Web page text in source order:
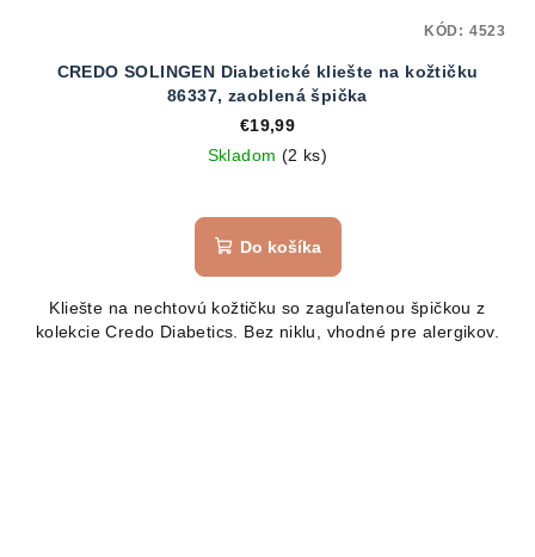
CREDO SOLINGEN Diabetické kliešte na kožtičku
86337, zaoblená špička
€19,99
Skladom (2 ks)
Do košíka
Kliešte na nechtovú kožtičku so zaguľatenou špičkou z
kolekcie Credo Diabetics. Bez niklu, vhodné pre alergikov.
KÓD: 4523